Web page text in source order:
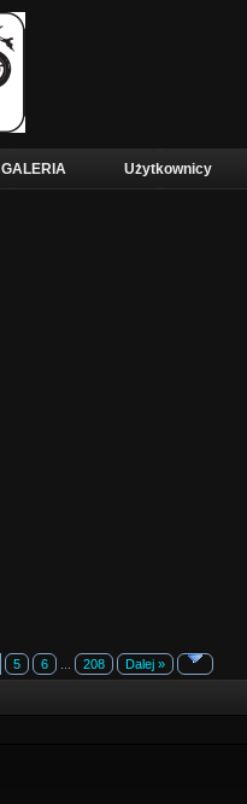
GALERIA Użytkownicy
5 6 208 Dalej »